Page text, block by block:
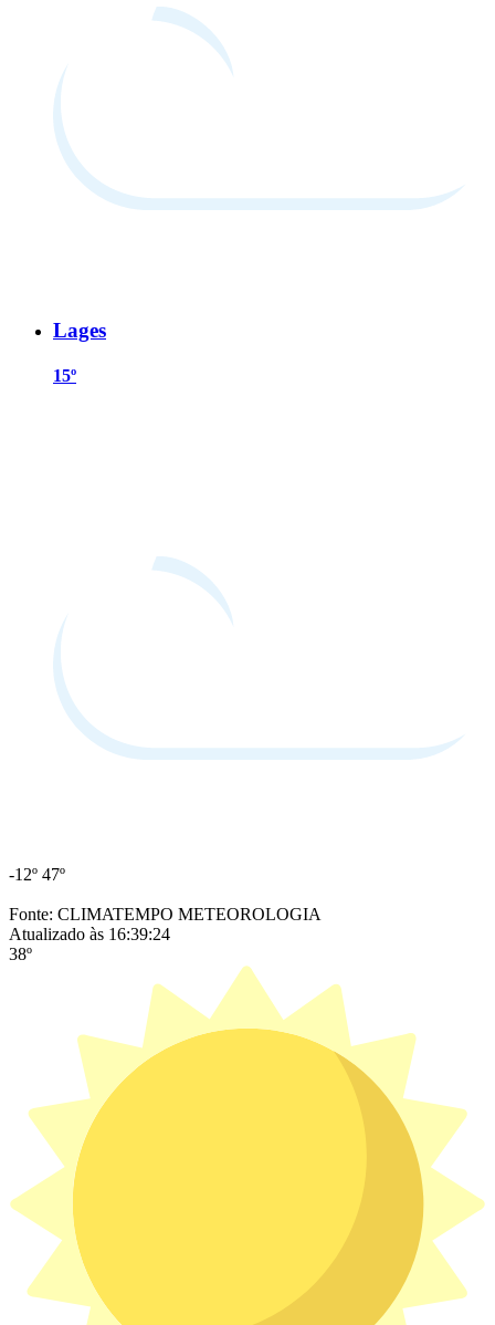
Lages
15º
-12º 47º
Fonte: CLIMATEMPO METEOROLOGIA
Atualizado às 16:39:24
38º